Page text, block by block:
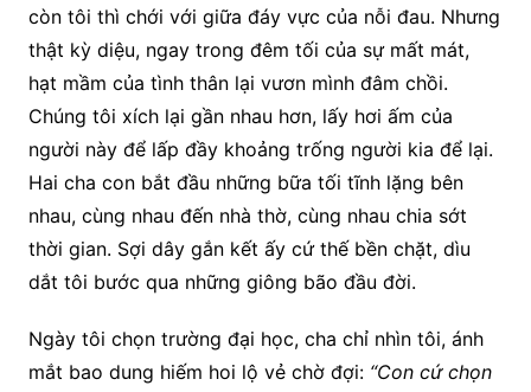
còn tôi thì chới với giữa đáy vực của nỗi đau. Nhưng
thật kỳ diệu, ngay trong đêm tối của sự mất mát,
hạt mầm của tình thân lại vươn mình đâm chồi.
Chúng tôi xích lại gần nhau hơn, lấy hơi ấm của
người này để lấp đầy khoảng trống người kia để lại.
Hai cha con bắt đầu những bữa tối tĩnh lặng bên
nhau, cùng nhau đến nhà thờ, cùng nhau chia sớt
thời gian. Sợi dây gắn kết ấy cứ thế bền chặt, dìu
dắt tôi bước qua những giông bão đầu đời.
Ngày tôi chọn trường đại học, cha chỉ nhìn tôi, ánh
mắt bao dung hiếm hoi lộ vẻ chờ đợi: “Con cứ chọn